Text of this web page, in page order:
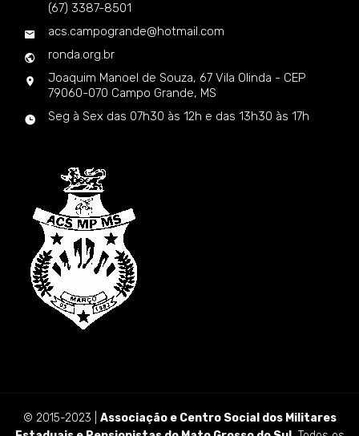
(67) 3387-8501
acs.campogrande@hotmail.com
ronda.org.br
Joaquim Manoel de Souza, 67 Vila Olinda - CEP
79060-070 Campo Grande, MS
Seg à Sex das 07h30 às 12h e das 13h30 às 17h
© 2015-2023 | Associação e Centro Social dos Militares